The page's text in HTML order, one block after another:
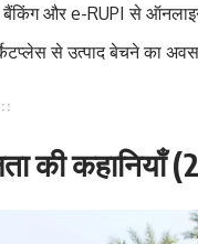
बैंकिंग और e-RUPI से
से उत्पाद बेचने का
की कहानियाँ